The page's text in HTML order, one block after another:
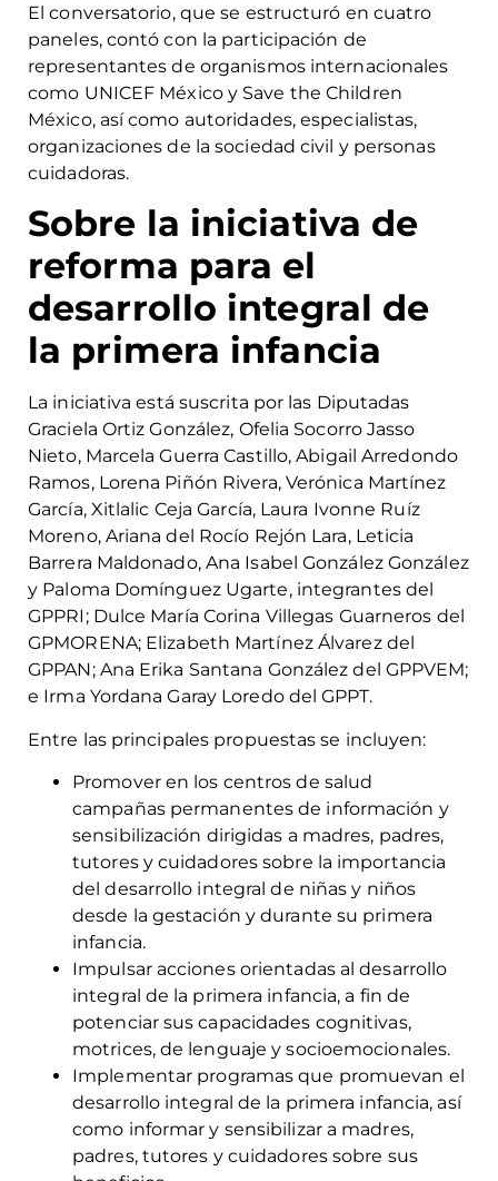
El conversatorio, que se estructuró en cuatro
paneles, contó con la participación de
representantes de organismos internacionales
como UNICEF México y Save the Children
México, así como autoridades, especialistas,
organizaciones de la sociedad civil y personas
cuidadoras.
Sobre la iniciativa de
reforma para el
desarrollo integral de
la primera infancia
La iniciativa está suscrita por las Diputadas
Graciela Ortiz González, Ofelia Socorro Jasso
Nieto, Marcela Guerra Castillo, Abigail Arredondo
Ramos, Lorena Piñón Rivera, Verónica Martínez
García, Xitlalic Ceja García, Laura Ivonne Ruíz
Moreno, Ariana del Rocío Rejón Lara, Leticia
Barrera Maldonado, Ana Isabel González González
y Paloma Domínguez Ugarte, integrantes del
GPPRI; Dulce María Corina Villegas Guarneros del
GPMORENA; Elizabeth Martínez Álvarez del
GPPAN; Ana Erika Santana González del GPPVEM;
e Irma Yordana Garay Loredo del GPPT.
Entre las principales propuestas se incluyen:
Promover en los centros de salud
campañas permanentes de información y
sensibilización dirigidas a madres, padres,
tutores y cuidadores sobre la importancia
del desarrollo integral de niñas y niños
desde la gestación y durante su primera
infancia.
Impulsar acciones orientadas al desarrollo
integral de la primera infancia, a fin de
potenciar sus capacidades cognitivas,
motrices, de lenguaje y socioemocionales.
Implementar programas que promuevan el
desarrollo integral de la primera infancia, así
como informar y sensibilizar a madres,
padres, tutores y cuidadores sobre sus